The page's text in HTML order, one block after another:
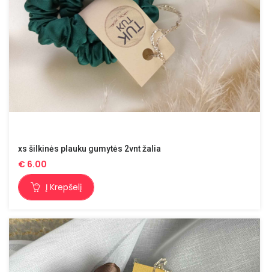
xs šilkinės plauku gumytės 2vnt žalia
€ 6.00
Į Krepšelį